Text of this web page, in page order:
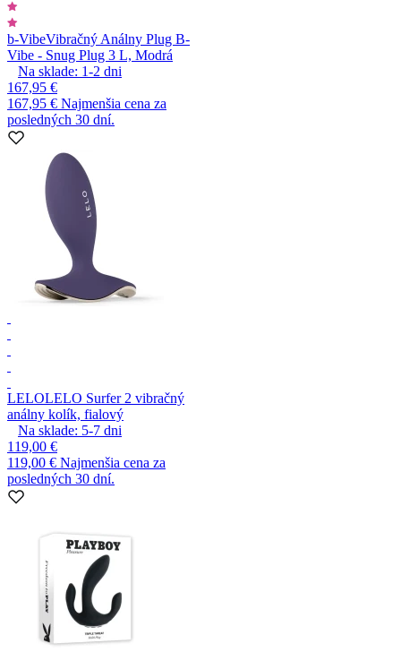
b-VibeVibračný Análny Plug B-
Vibe - Snug Plug 3 L, Modrá
Na sklade: 1-2 dni
167,95 €
167,95 € Najmenšia cena za
posledných 30 dní.
LELOLELO Surfer 2 vibračný
análny kolík, fialový
Na sklade: 5-7 dni
119,00 €
119,00 € Najmenšia cena za
posledných 30 dní.